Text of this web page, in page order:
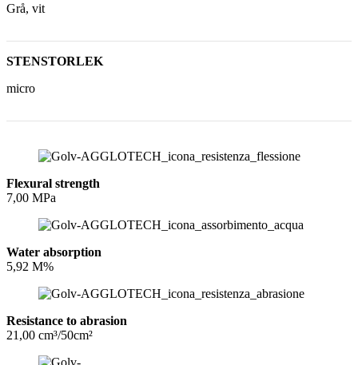
Grå, vit
STENSTORLEK
micro
Flexural strength
7,00 MPa
Water absorption
5,92 M%
Resistance to abrasion
21,00 cm³/50cm²